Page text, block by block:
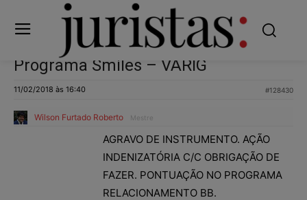
Programa Smiles – VARIG
11/02/2018 às 16:40 #128430
Wilson Furtado Roberto Mestre
AGRAVO DE INSTRUMENTO. AÇÃO
INDENIZATÓRIA C/C OBRIGAÇÃO DE
FAZER. PONTUAÇÃO NO PROGRAMA
RELACIONAMENTO BB.